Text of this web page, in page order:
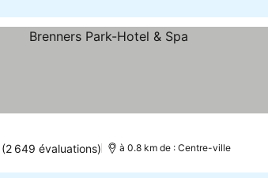
(2 649 évaluations) à 0.8 km de : Centre-ville